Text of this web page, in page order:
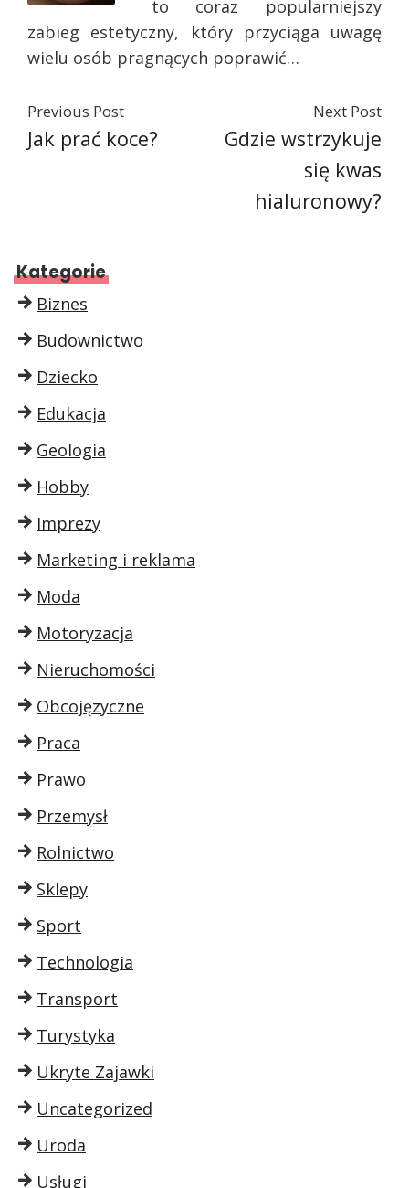
to coraz popularniejszy
zabieg estetyczny, który przyciąga uwagę
wielu osób pragnących poprawić…
Previous Post
Jak prać koce?
Next Post
Gdzie wstrzykuje
się kwas
hialuronowy?
Kategorie
Biznes
Budownictwo
Dziecko
Edukacja
Geologia
Hobby
Imprezy
Marketing i reklama
Moda
Motoryzacja
Nieruchomości
Obcojęzyczne
Praca
Prawo
Przemysł
Rolnictwo
Sklepy
Sport
Technologia
Transport
Turystyka
Ukryte Zajawki
Uncategorized
Uroda
Usługi